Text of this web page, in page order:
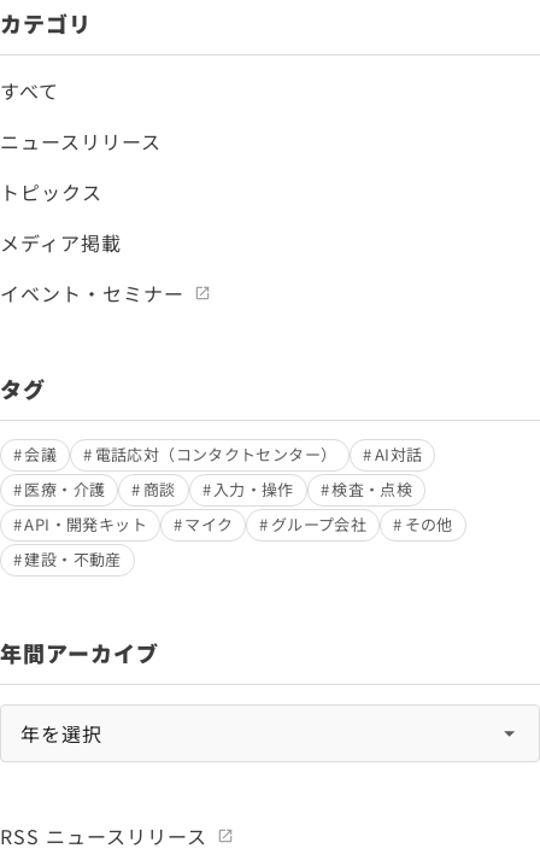
カテゴリ
すべて
ニュースリリース
トピックス
メディア掲載
イベント・セミナー
タグ
会議 電話応対（コンタクトセンター）
AI対話
医療・介護
商談 入力・操作
検査・点検
API・開発キット
マイク グループ会社
その他
建設・不動産
年間アーカイブ
RSS ニュースリリース